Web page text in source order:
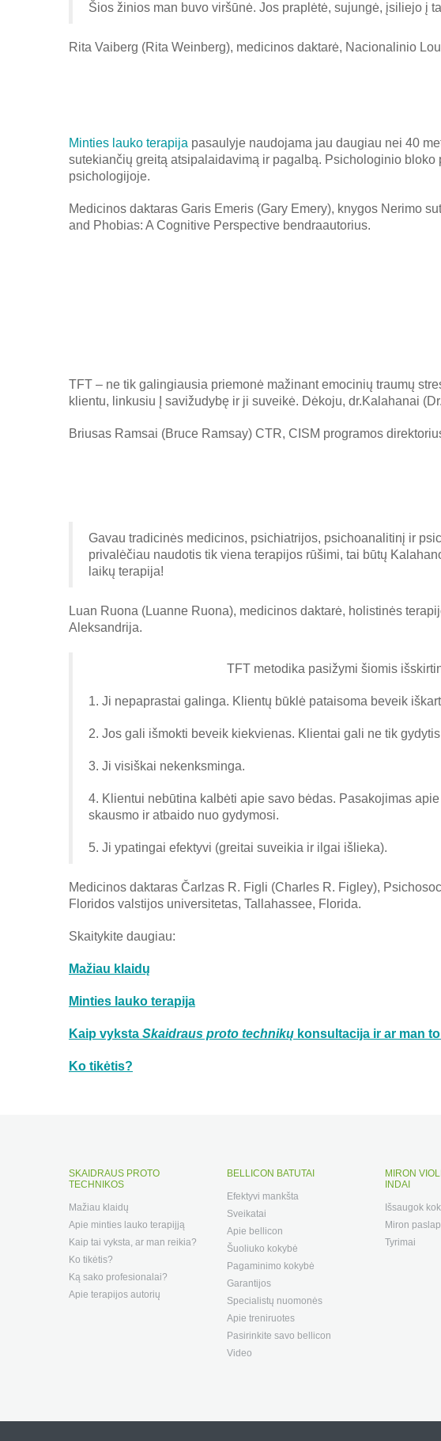
Šios žinios man buvo viršūnė. Jos praplėtė, sujungė, įsiliejo į
Rita Vaiberg (Rita Weinberg), medicinos daktarė, Nacionalinio
Minties lauko terapija pasaulyje naudojama jau daugiau nei 40
sutekiančių greitą atsipalaidavimą ir pagalbą. Psichologinio
psichologijoje.
Medicinos daktaras Garis Emeris (Gary Emery), knygos Nerimo
and Phobias: A Cognitive Perspective bendraautorius.
TFT – ne tik galingiausia priemonė mažinant emocinių traumų
klientu, linkusiu Į savižudybę ir ji suveikė. Dėkoju, dr.Kalahanai
Briusas Ramsai (Bruce Ramsay) CTR, CISM programos
Gavau tradicinės medicinos, psichiatrijos, psichoanalitinį ir
privalėčiau naudotis tik viena terapijos rūšimi, tai būtų
laikų terapija!
Luan Ruona (Luanne Ruona), medicinos daktarė, holistinės
Aleksandrija.
TFT metodika pasižymi šiomis
1. Ji nepaprastai galinga. Klientų būklė pataisoma beveik
2. Jos gali išmokti beveik kiekvienas. Klientai gali ne tik
3. Ji visiškai nekenksminga.
4. Klientui nebūtina kalbėti apie savo bėdas. Pasakojimas
skausmo ir atbaido nuo gydymosi.
5. Ji ypatingai efektyvi (greitai suveikia ir ilgai išlieka).
Medicinos daktaras Čarlzas R. Figli (Charles R. Figley),
Floridos valstijos universitetas, Tallahassee, Florida.
Skaitykite daugiau:
Mažiau klaidų
Minties lauko terapija
Kaip vyksta Skaidraus proto technikų konsultacija ir ar man
Ko tikėtis?
SKAIDRAUS PROTO
TECHNIKOS
Mažiau klaidų
Apie minties lauko terapijją
Kaip tai vyksta, ar man reikia?
Ko tikėtis?
Ką sako profesionalai?
Apie terapijos autorių
BELLICON BATUTAI
Efektyvi mankšta
Sveikatai
Apie bellicon
Šuoliuko kokybė
Pagaminimo kokybė
Garantijos
Specialistų nuomonės
Apie treniruotes
Pasirinkite savo bellicon
Video
MIRON
INDAI
Išsaugok
Miron
Tyrimai